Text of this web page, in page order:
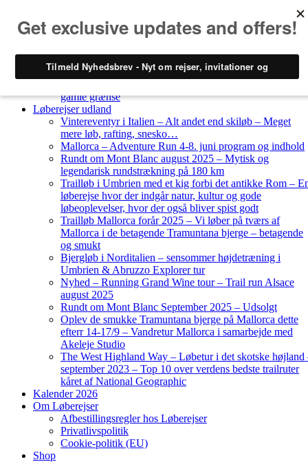
Løberejser Danmark
gamle grænse
Løberejser udland
Vintereventyr i Italien – Alt andet end skiløb – Meget
mere løb, rafting, snesko…
Mallorca – Adventure Run 4-8. juni program og indhold
Rundt om Mont Blanc august 2025 – Mytisk og
legendarisk rundstrækning på 180 km
Trailløb i Umbrien med et kig forbi det antikke Rom –
løberejse hvor der indgår natur, kultur og gode
løbeoplevelser, hvor der også bliver spist godt
Trailløb Mallorca forår 2025 – Vi løber på tværs af
Mallorca i de betagende Tramuntana bjerge – betagende
og smukt
Bjergløb i Norditalien – sensommer højdetræning i
Umbrien & Abruzzo Explorer tur
Nyhed – Running Grand Wine tour – Trail run Alsace
august 2025
Rundt om Mont Blanc September 2025 – Udsolgt
Oplev de smukke Tramuntana bjerge på Mallorca dette
efterr 14-17/9 – Vandretur Mallorca i samarbejde med
Akeleje Studio
The West Highland Way – Løbetur i det skotske højland
september 2023 – Top 10 over verdens bedste trailruter
kåret af National Geographic
Kalender 2026
Om Løberejser
Afbestillingsregler hos Løberejser
Privatlivspolitik
Cookie-politik (EU)
Shop